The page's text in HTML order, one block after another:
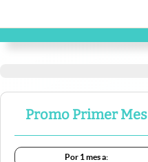
Promo Primer Mes
Por 1 mes a: